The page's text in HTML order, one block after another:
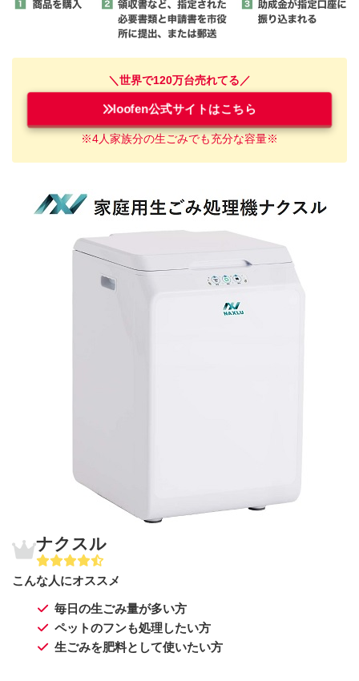
＼世界で120万台売れてる／
loofen公式サイトはこちら
※4人家族分の生ごみでも充分な容量※
ナクスル
こんな人にオススメ
毎日の生ごみ量が多い方
ペットのフンも処理したい方
生ごみを肥料として使いたい方